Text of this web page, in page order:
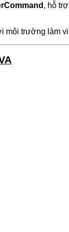
, hỗ
trường làm